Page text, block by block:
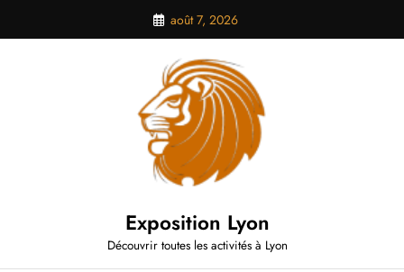
contenu
août 7, 2026
Exposition Lyon
Découvrir toutes les activités à Lyon